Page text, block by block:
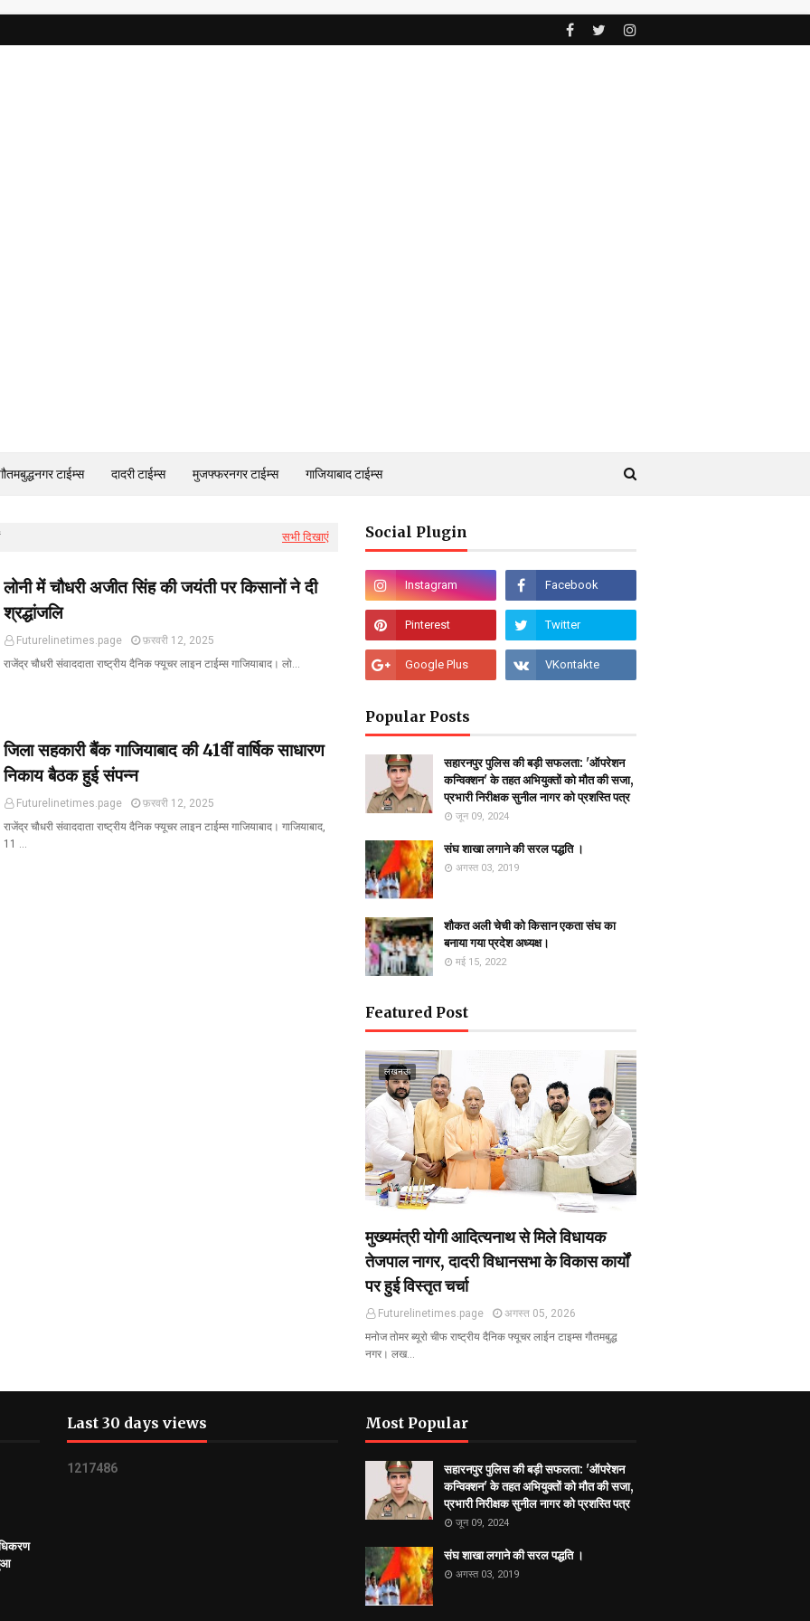
टाईम्स दादरी टाईम्स मुजफ्फरनगर टाईम्स गाजियाबाद टाईम्स
सभी दिखाएं
लोनी में चौधरी अजीत सिंह की जयंती पर किसानों ने दी
श्रद्धांजलि
Futurelinetimes.page
फ़रवरी 12, 2025
राजेंद्र चौधरी संवाददाता राष्ट्रीय दैनिक फ्यूचर लाइन टाईम्स गाजियाबाद। लो…
जिला सहकारी बैंक गाजियाबाद की 41वीं वार्षिक साधारण
निकाय बैठक हुई संपन्न
Futurelinetimes.page
फ़रवरी 12, 2025
राजेंद्र चौधरी संवाददाता राष्ट्रीय दैनिक फ्यूचर लाइन टाईम्स गाजियाबाद। गाजियाबाद,
11 …
Social Plugin
Popular Posts
सहारनपुर पुलिस की बड़ी सफलता: 'ऑपरेशन
कन्विक्शन' के तहत अभियुक्तों को मौत की सजा,
प्रभारी निरीक्षक सुनील नागर को प्रशस्ति पत्र
जून 09, 2024
संघ शाखा लगाने की सरल पद्धति ।
अगस्त 03, 2019
शौकत अली चेची को किसान एकता संघ का
बनाया गया प्रदेश अध्यक्ष।
मई 15, 2022
Featured Post
लखनऊ
मुख्यमंत्री योगी आदित्यनाथ से मिले विधायक
तेजपाल नागर, दादरी विधानसभा के विकास कार्यों
पर हुई विस्तृत चर्चा
Futurelinetimes.page
अगस्त 05, 2026
मनोज तोमर ब्यूरो चीफ राष्ट्रीय दैनिक फ्यूचर लाईन टाइम्स गौतमबुद्ध
नगर। लख…
Last 30 days views
1 21 7486
Most Popular
सहारनपुर पुलिस की बड़ी सफलता: 'ऑपरेशन
कन्विक्शन' के तहत अभियुक्तों को मौत की सजा,
प्रभारी निरीक्षक सुनील नागर को प्रशस्ति पत्र
जून 09, 2024
संघ शाखा लगाने की सरल पद्धति ।
अगस्त 03, 2019